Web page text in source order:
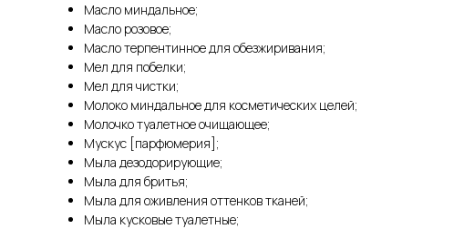
Масло миндальное;
Масло розовое;
Масло терпентинное для обезжиривания;
Мел для побелки;
Мел для чистки;
Молоко миндальное для косметических целей;
Молочко туалетное очищающее;
Мускус [парфюмерия];
Мыла дезодорирующие;
Мыла для бритья;
Мыла для оживления оттенков тканей;
Мыла кусковые туалетные;